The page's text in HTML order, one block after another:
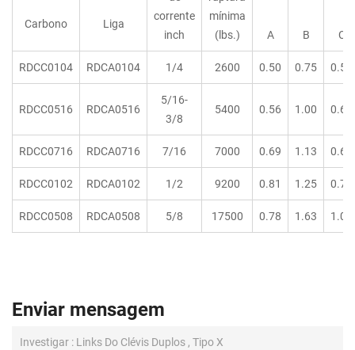
corrente
inch
mínima
(lbs.)
Carbono Liga
A B C
RDCC0104 RDCA0104 1/4 2600 0.50 0.75 0.50
RDCC0516 RDCA0516
5/16-
3/8
5400 0.56 1.00 0.63
RDCC0716 RDCA0716 7/16 7000 0.69 1.13 0.69
RDCC0102 RDCA0102 1/2 9200 0.81 1.25 0.75
RDCC0508 RDCA0508 5/8 17500 0.78 1.63 1.00
Enviar mensagem